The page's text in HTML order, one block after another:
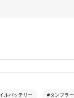
ルバッテリー #タンブラー